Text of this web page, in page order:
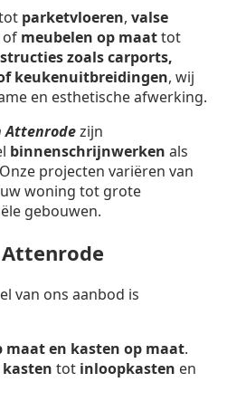
parketvloeren, valse
of meubelen op maattot
zoals carports,
keukenuitbreidingen, wij
en esthetische afwerking.
Attenrodezijn
binnenschrijnwerken als
projecten variëren van
woning tot grote
gebouwen.
van ons aanbod is
maat en kasten op maat.
tot inloopkasten en